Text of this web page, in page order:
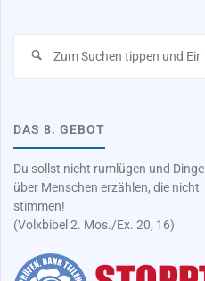
DAS 8. GEBOT
Du sollst nicht rumlügen und Dinge
über Menschen erzählen, die nicht
stimmen!
(Volxbibel 2. Mos./Ex. 20, 16)